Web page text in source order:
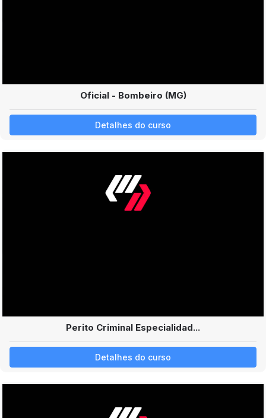
Oficial - Bombeiro (MG)
Detalhes do curso
Perito Criminal Especialidad...
Detalhes do curso